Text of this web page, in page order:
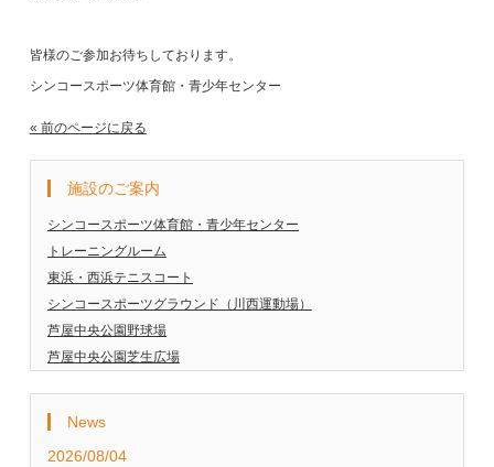
皆様のご参加お待ちしております。
シンコースポーツ体育館・青少年センター
« 前のページに戻る
施設のご案内
シンコースポーツ体育館・青少年センター
トレーニングルーム
東浜・西浜テニスコート
シンコースポーツグラウンド（川西運動場）
芦屋中央公園野球場
芦屋中央公園芝生広場
News
2026/08/04